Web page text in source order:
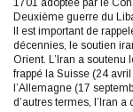
1701 adoptée par le
Deuxième guerre du
Il est important de
décennies, le soutien
Orient. L’Iran a soutenu
frappé la Suisse (24
l’Allemagne (17
d’autres termes, l’Iran